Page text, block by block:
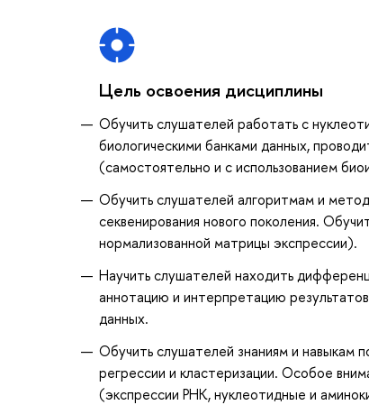
Цель освоения дисциплины
Обучить слушателей работать с
биологическими банками данных,
(самостоятельно и с использованием
Обучить слушателей алгоритмам и
секвенирования нового поколения.
нормализованной матрицы экспрессии).
Научить слушателей находить
аннотацию и интерпретацию
данных.
Обучить слушателей знаниям и навыкам
регрессии и кластеризации. Особое
(экспрессии РНК, нуклеотидные и